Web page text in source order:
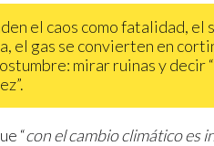
el caos como fatalidad, el
el gas se convierten en
mirar ruinas y decir
“con el cambio climático es